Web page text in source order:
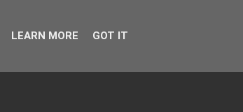
LEARN MORE GOT IT